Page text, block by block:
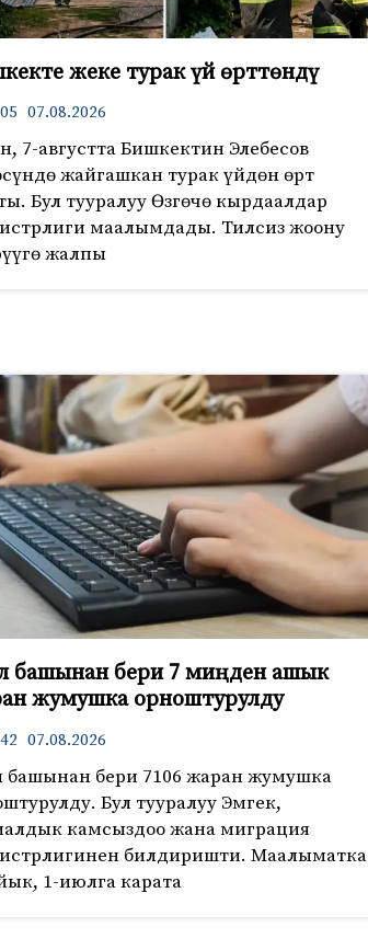
жеке турак үй өрттөндү
07.08.2026
7-августта Бишкектин Элебесов
жайгашкан турак үйдөн өрт
Бул тууралуу Өзгөчө кырдаалдар
маалымдады. Тилсиз жоону
жалпы
башынан бери 7 миңден ашык
жумушка орноштурулду
07.08.2026
бери 7106 жаран жумушка
Бул тууралуу Эмгек,
камсыздоо жана миграция
билдиришти. Маалыматка
1-июлга карата